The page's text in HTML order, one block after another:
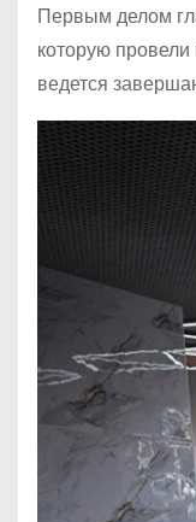
Первым делом
которую
ведется